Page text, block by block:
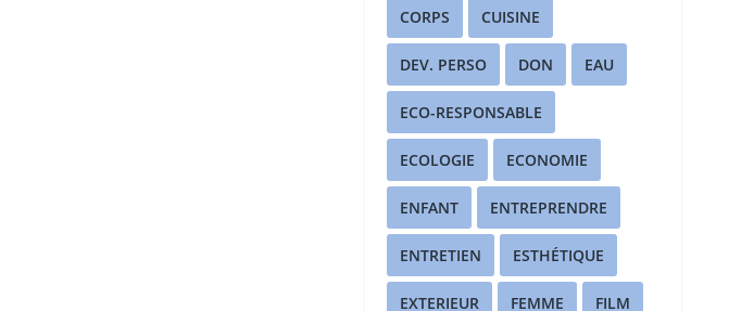
CORPS CUISINE
DEV. PERSO DON EAU
ECO-RESPONSABLE
ECOLOGIE ECONOMIE
ENFANT ENTREPRENDRE
ENTRETIEN ESTHÉTIQUE
EXTERIEUR FEMME FILM